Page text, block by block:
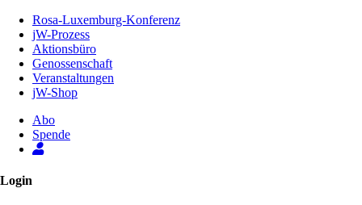
Inhalt
Seite
Rosa-Luxemburg-Konferenz
jW-Prozess
Aktionsbüro
Genossenschaft
Veranstaltungen
jW-Shop
Abo
Spende
Login